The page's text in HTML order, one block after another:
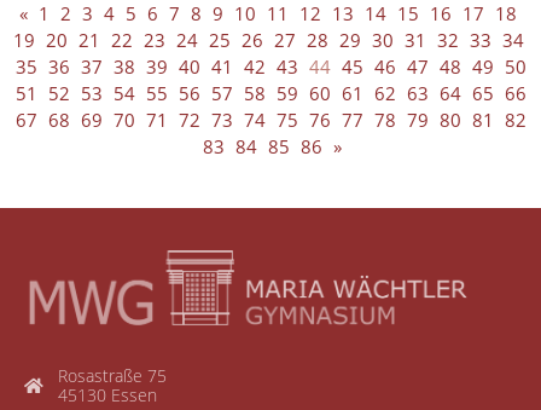
« 1 2 3 4 5 6 7 8 9 10 11 12 13 14 15 16 17 18
19 20 21 22 23 24 25 26 27 28 29 30 31 32 33 34
35 36 37 38 39 40 41 42 43 44 45 46 47 48 49 50
51
52 53 54 55 56 57 58 59 60 61 62 63 64 65 66
67 68 69 70 71 72 73 74 75 76 77 78 79 80 81 82
83 84 85 86 »
Rosastraße 75
45130 Essen